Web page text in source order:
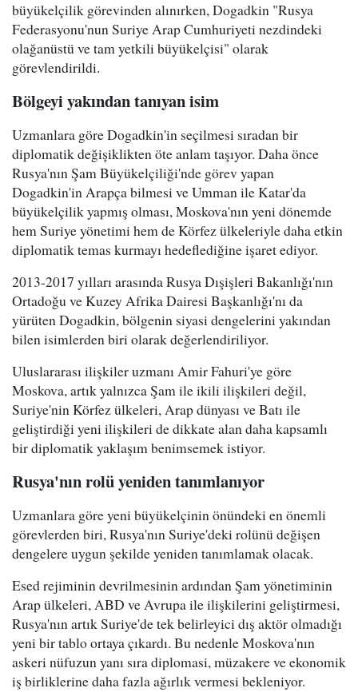
büyükelçilik görevinden alınırken, Dogadkin "Rusya
Federasyonu'nun Suriye Arap Cumhuriyeti nezdindeki
olağanüstü ve tam yetkili büyükelçisi" olarak
görevlendirildi.
Bölgeyi yakından tanıyan isim
Uzmanlara göre Dogadkin'in seçilmesi sıradan bir
diplomatik değişiklikten öte anlam taşıyor. Daha önce
Rusya'nın Şam Büyükelçiliği'nde görev yapan
Dogadkin'in Arapça bilmesi ve Umman ile Katar'da
büyükelçilik yapmış olması, Moskova'nın yeni dönemde
hem Suriye yönetimi hem de Körfez ülkeleriyle daha etkin
diplomatik temas kurmayı hedeflediğine işaret ediyor.
2013-2017 yılları arasında Rusya Dışişleri Bakanlığı'nın
Ortadoğu ve Kuzey Afrika Dairesi Başkanlığı'nı da
yürüten Dogadkin, bölgenin siyasi dengelerini yakından
bilen isimlerden biri olarak değerlendiriliyor.
Uluslararası ilişkiler uzmanı Amir Fahuri'ye göre
Moskova, artık yalnızca Şam ile ikili ilişkileri değil,
Suriye'nin Körfez ülkeleri, Arap dünyası ve Batı ile
geliştirdiği yeni ilişkileri de dikkate alan daha kapsamlı
bir diplomatik yaklaşım benimsemek istiyor.
Rusya'nın rolü yeniden tanımlanıyor
Uzmanlara göre yeni büyükelçinin önündeki en önemli
görevlerden biri, Rusya'nın Suriye'deki rolünü değişen
dengelere uygun şekilde yeniden tanımlamak olacak.
Esed rejiminin devrilmesinin ardından Şam yönetiminin
Arap ülkeleri, ABD ve Avrupa ile ilişkilerini geliştirmesi,
Rusya'nın artık Suriye'de tek belirleyici dış aktör olmadığı
yeni bir tablo ortaya çıkardı. Bu nedenle Moskova'nın
askeri nüfuzun yanı sıra diplomasi, müzakere ve ekonomik
iş birliklerine daha fazla ağırlık vermesi bekleniyor.